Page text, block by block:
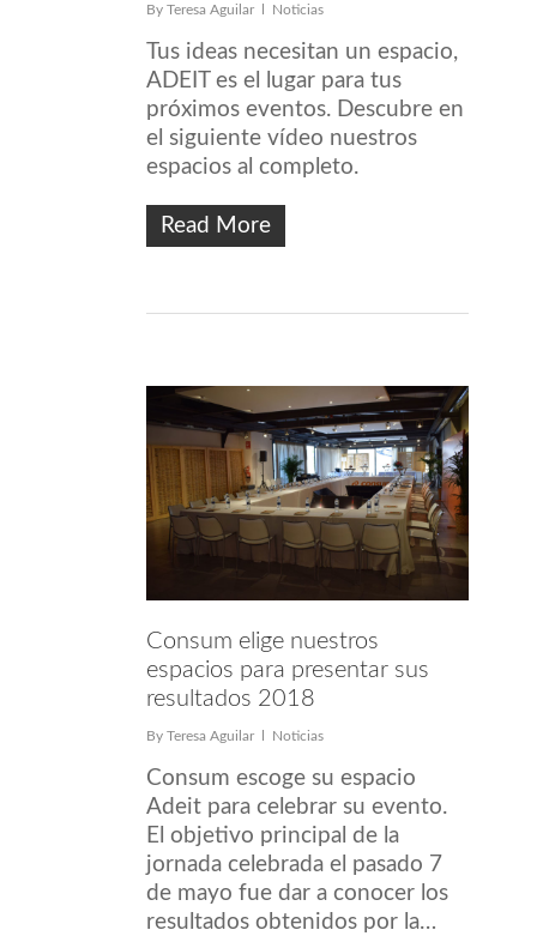
By Teresa Aguilar Noticias
Tus ideas necesitan un espacio,
ADEIT es el lugar para tus
próximos eventos. Descubre en
el siguiente vídeo nuestros
espacios al completo.
Read More
Consum elige nuestros
espacios para presentar sus
resultados 2018
By Teresa Aguilar Noticias
Consum escoge su espacio
Adeit para celebrar su evento.
El objetivo principal de la
jornada celebrada el pasado 7
de mayo fue dar a conocer los
resultados obtenidos por la…